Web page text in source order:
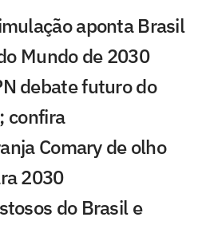
aponta Brasil
Mundo de 2030
debate futuro do
confira
Comary de olho
2030
do Brasil e